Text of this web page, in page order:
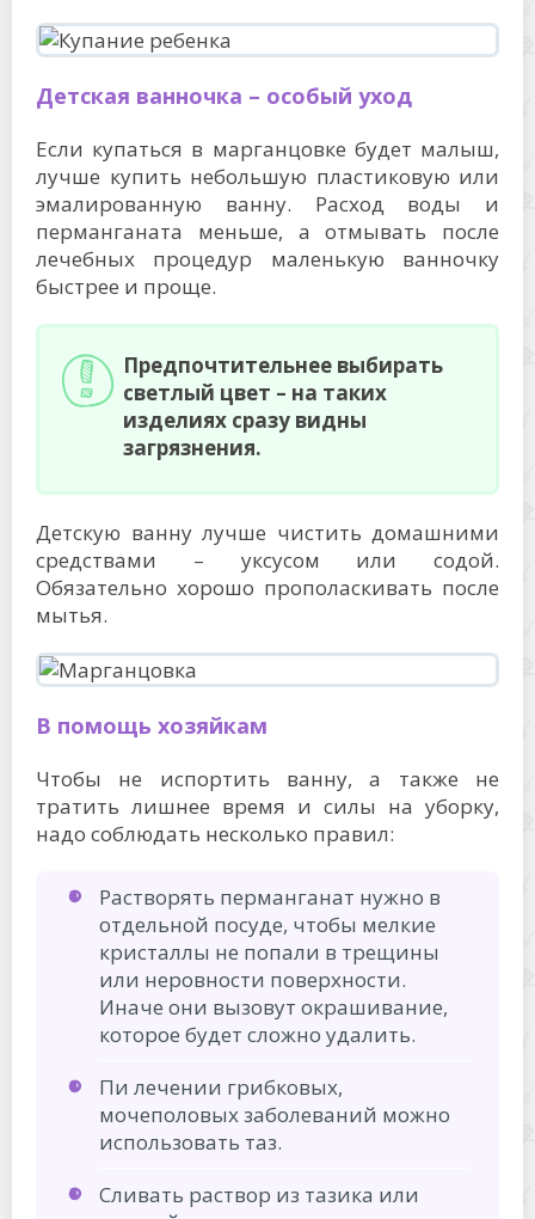
Детская ванночка – особый уход
Если купаться в марганцовке будет малыш,
лучше купить небольшую пластиковую или
эмалированную ванну. Расход воды и
перманганата меньше, а отмывать после
лечебных процедур маленькую ванночку
быстрее и проще.
Предпочтительнее выбирать
светлый цвет – на таких
изделиях сразу видны
загрязнения.
Детскую ванну лучше чистить домашними
средствами – уксусом или содой.
Обязательно хорошо прополаскивать после
мытья.
В помощь хозяйкам
Чтобы не испортить ванну, а также не
тратить лишнее время и силы на уборку,
надо соблюдать несколько правил:
Растворять перманганат нужно в
отдельной посуде, чтобы мелкие
кристаллы не попали в трещины
или неровности поверхности.
Иначе они вызовут окрашивание,
которое будет сложно удалить.
Пи лечении грибковых,
мочеполовых заболеваний можно
использовать таз.
Сливать раствор из тазика или